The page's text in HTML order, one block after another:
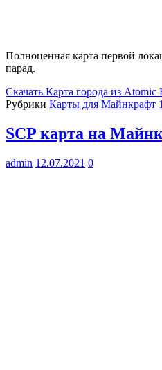
Полноценная карта первой
парад.
Скачать Карта города из
Рубрики Карты для Майнкрафт
SCP карта на
admin 12.07.2021 0